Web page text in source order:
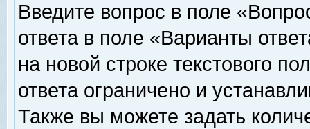
Введите вопрос в поле
ответа в поле «Варианты
на новой строке текстового
ответа ограничено и
Также вы можете задать